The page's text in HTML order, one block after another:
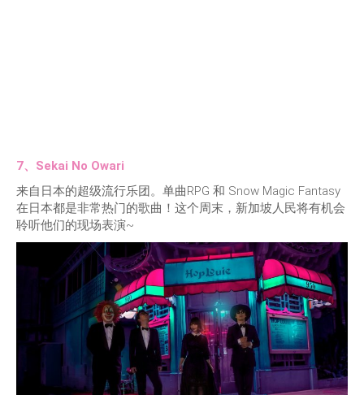
7、Sekai No Owari
来自日本的超级流行乐团。单曲RPG 和 Snow Magic Fantasy
在日本都是非常热门的歌曲！这个周末，新加坡人民将有机会
聆听他们的现场表演~